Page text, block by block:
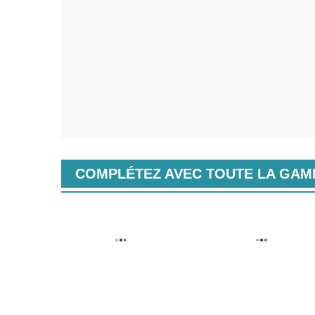
COMPLÉTEZ AVEC TOUTE LA